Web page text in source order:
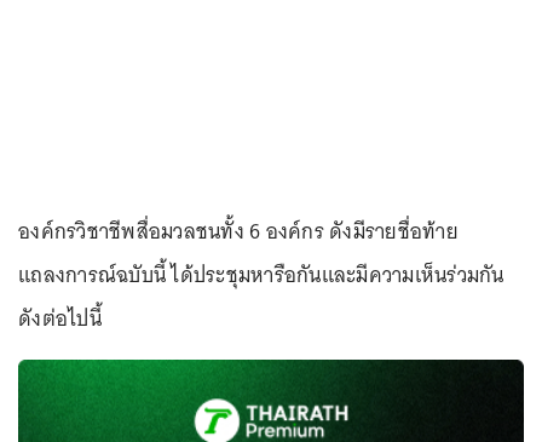
องค์กรวิชาชีพสื่อมวลชนทั้ง 6 องค์กร ดังมีรายชื่อท้าย
แถลงการณ์ฉบับนี้ ได้ประชุมหารือกันและมีความเห็นร่วมกัน
ดังต่อไปนี้